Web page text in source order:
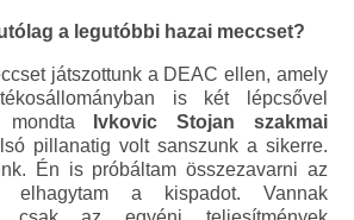
a legutóbbi hazai meccset?
játszottunk a DEAC ellen, amely
is két lépcsővel
Ivkovic Stojan szakmai
pillanatig volt sanszunk a sikerre.
Én is próbáltam összezavarni az
elhagytam a kispadot. Vannak